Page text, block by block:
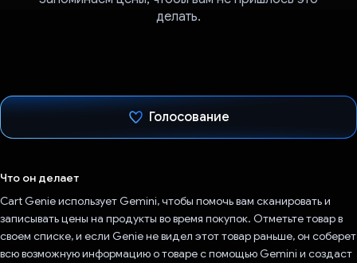
делать.
Голосование
Что он делает
Cart Genie использует Gemini, чтобы помочь вам сканировать и
записывать цены на продукты во время покупок. Отметьте товар в
своем списке, и если Genie не видел этот товар раньше, он соберет
всю возможную информацию о товаре с помощью Gemini и создаст